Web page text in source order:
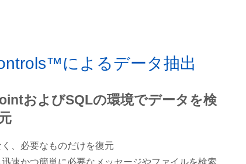
によるデータ抽出
およびSQLの環境でデータを検
、必要なものだけを復元